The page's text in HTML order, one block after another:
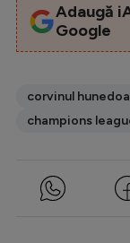
Adaugă
Google
corvinul
champions